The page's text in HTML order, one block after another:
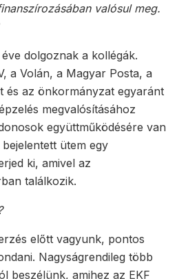
valósul meg.
dolgoznak a kollégák.
a Volán, a Magyar Posta, a
és az önkormányzat egyaránt
megvalósításához
együttműködésére van
ütem egy
ki, amivel az
találkozik.
előtt vagyunk, pontos
Nagyságrendileg több
beszélünk, amihez az EKF